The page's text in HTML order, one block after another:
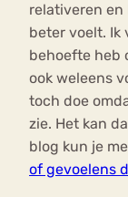
relativeren en
beter voelt. Ik
behoefte heb
ook weleens
toch doe
zie. Het kan
blog kun je
of gevoelens